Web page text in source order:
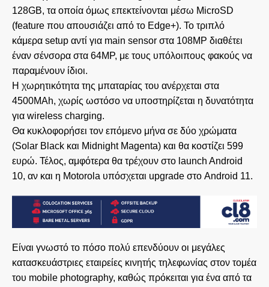
128GB, τα οποία όμως επεκτείνονται μέσω MicroSD
(feature που απουσιάζει από το Edge+). To τριπλό
κάμερα setup αντί για main sensor στα 108MP διαθέτει
έναν σένσορα στα 64MP, με τους υπόλοιπους φακούς να
παραμένουν ίδιοι.
H χωρητικότητα της μπαταρίας του ανέρχεται στα
4500MAh, χωρίς ωστόσο να υποστηρίζεται η δυνατότητα
για wireless charging.
Θα κυκλοφορήσει τον επόμενο μήνα σε δύο χρώματα
(Solar Black και Midnight Magenta) και θα κοστίζει 599
ευρώ. Τέλος, αμφότερα θα τρέχουν στο launch Android
10, αν και η Motorola υπόσχεται upgrade στο Android 11.
Είναι γνωστό το πόσο πολύ επενδύουν οι μεγάλες
κατασκευάστριες εταιρείες κινητής τηλεφωνίας στον τομέα
του mobile photography, καθώς πρόκειται για ένα από τα